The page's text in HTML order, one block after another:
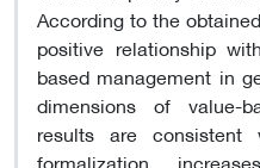
According to the
positive relationship
based management in
dimensions of value-
results are
formalization